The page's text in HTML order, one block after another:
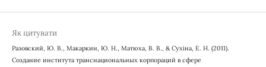
Як цитувати
Разовский, Ю. В., Макаркин, Ю. Н., Матюха, В. В., & Сухіна, Е. Н. (2011).
Создание института транснациональных корпораций в сфере